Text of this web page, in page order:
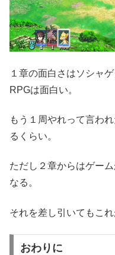
１章の面白さはソシャ
RPGは面白い。
もう１周やれって言わ
るくらい。
ただし２章からはゲー
なる。
それを差し引いてもこ
おわりに